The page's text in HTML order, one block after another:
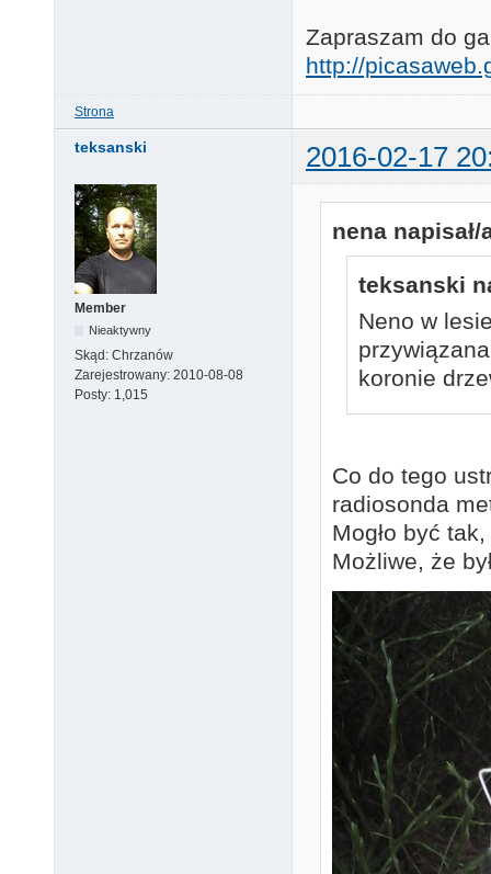
Zapraszam do
http://
Strona
teksanski 2016-02-17
Member
Nieaktywny
Skąd: Chrzanów
Zarejestrowany: 2010-08-08
Posty: 1,015
nena napisał/
teksanski
Neno w
koronie
Co do tego
radiosonda
Mogło być
Możliwe, że